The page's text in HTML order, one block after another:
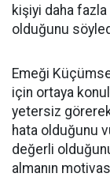
kişiyi daha
olduğunu
Emeği
için ortaya
yetersiz
hata olduğunu
değerli
almanın